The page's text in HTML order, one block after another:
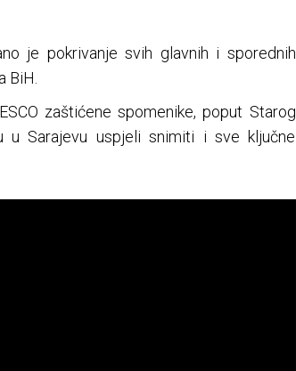
je pokrivanje svih glavnih i sporednih
BiH.
zaštićene spomenike, poput Starog
u Sarajevu uspjeli snimiti i sve ključne